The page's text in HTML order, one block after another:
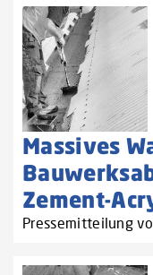
Massives
Zement-
Pressemitteilung